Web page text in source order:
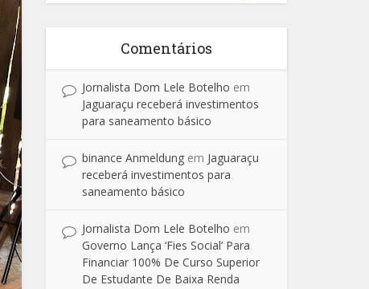
Comentários
Jornalista Dom Lele Botelho em
Jaguaraçu receberá investimentos
para saneamento básico
binance Anmeldung em Jaguaraçu
receberá investimentos para
saneamento básico
Jornalista Dom Lele Botelho em
Governo Lança ‘Fies Social’ Para
Financiar 100% De Curso Superior
De Estudante De Baixa Renda